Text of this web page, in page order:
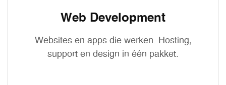
Web Development
Websites en apps die werken. Hosting,
support en design in één pakket.